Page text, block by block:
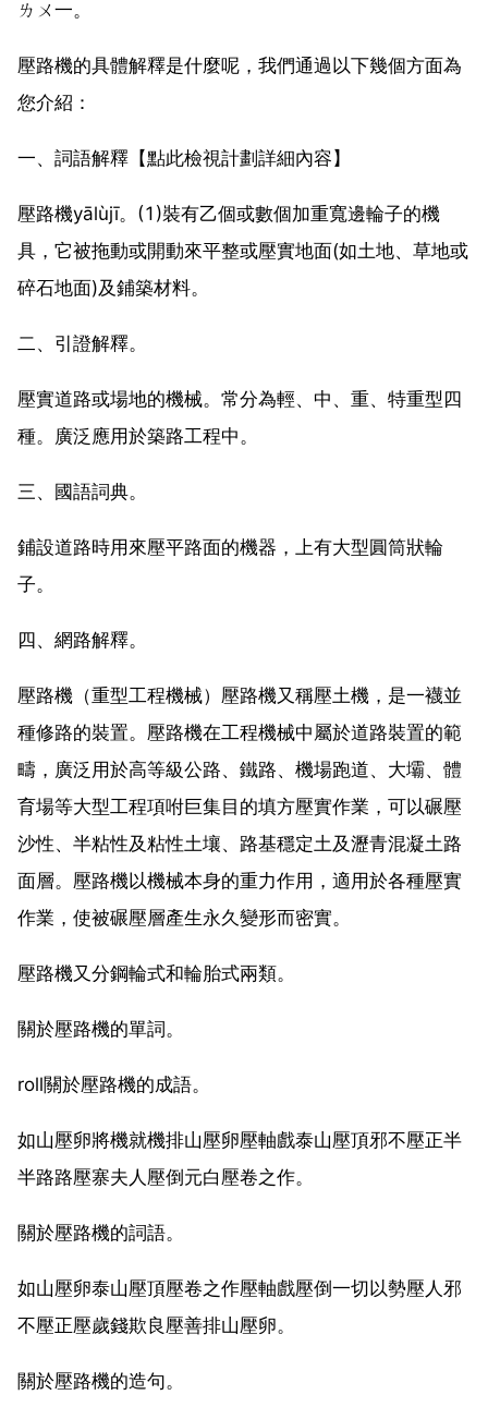
ㄌㄨ一。
壓路機的具體解釋是什麼呢，我們通過以下幾個方面為
您介紹：
一、詞語解釋【點此檢視計劃詳細內容】
壓路機yālùjī。(1)裝有乙個或數個加重寬邊輪子的機
具，它被拖動或開動來平整或壓實地面(如土地、草地或
碎石地面)及鋪築材料。
二、引證解釋。
壓實道路或場地的機械。常分為輕、中、重、特重型四
種。廣泛應用於築路工程中。
三、國語詞典。
鋪設道路時用來壓平路面的機器，上有大型圓筒狀輪
子。
四、網路解釋。
壓路機（重型工程機械）壓路機又稱壓土機，是一襪並
種修路的裝置。壓路機在工程機械中屬於道路裝置的範
疇，廣泛用於高等級公路、鐵路、機場跑道、大壩、體
育場等大型工程項咐巨集目的填方壓實作業，可以碾壓
沙性、半粘性及粘性土壤、路基穩定土及瀝青混凝土路
面層。壓路機以機械本身的重力作用，適用於各種壓實
作業，使被碾壓層產生永久變形而密實。
壓路機又分鋼輪式和輪胎式兩類。
關於壓路機的單詞。
roll關於壓路機的成語。
如山壓卵將機就機排山壓卵壓軸戲泰山壓頂邪不壓正半
半路路壓寨夫人壓倒元白壓卷之作。
關於壓路機的詞語。
如山壓卵泰山壓頂壓卷之作壓軸戲壓倒一切以勢壓人邪
不壓正壓歲錢欺良壓善排山壓卵。
關於壓路機的造句。